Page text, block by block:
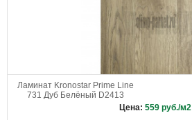
Ламинат Kronostar Prime Line
731 Дуб Белёный D2413
Цена: 559 руб./м2